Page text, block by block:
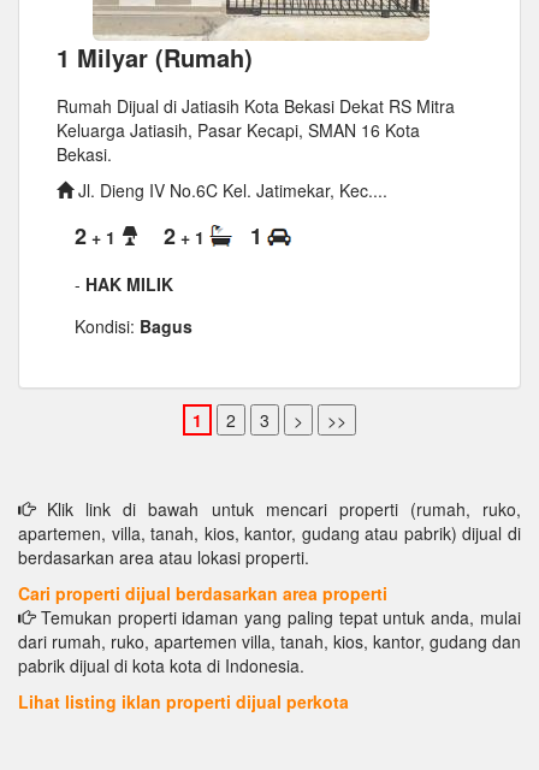
1 Milyar (Rumah)
Rumah Dijual di Jatiasih Kota Bekasi Dekat RS Mitra
Keluarga Jatiasih, Pasar Kecapi, SMAN 16 Kota
Bekasi.
Jl. Dieng IV No.6C Kel. Jatimekar, Kec....
2 + 1 2 + 1 1
- HAK MILIK
Kondisi: Bagus
Klik link di bawah untuk mencari properti (rumah, ruko,
apartemen, villa, tanah, kios, kantor, gudang atau pabrik) dijual di
berdasarkan area atau lokasi properti.
Cari properti dijual berdasarkan area properti
Temukan properti idaman yang paling tepat untuk anda, mulai
dari rumah, ruko, apartemen villa, tanah, kios, kantor, gudang dan
pabrik dijual di kota kota di Indonesia.
Lihat listing iklan properti dijual perkota